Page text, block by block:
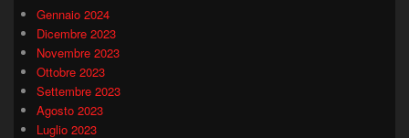
Gennaio 2024
Dicembre 2023
Novembre 2023
Ottobre 2023
Settembre 2023
Agosto 2023
Luglio 2023